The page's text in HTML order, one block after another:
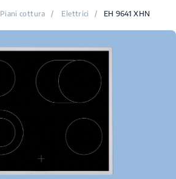
Piani cottura / Elettrici / EH 9641 XHN